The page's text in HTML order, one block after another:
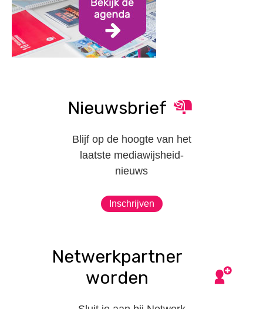
Nieuwsbrief
Blijf op de hoogte van het
laatste mediawijsheid-
nieuws
Inschrijven
Netwerkpartner
worden